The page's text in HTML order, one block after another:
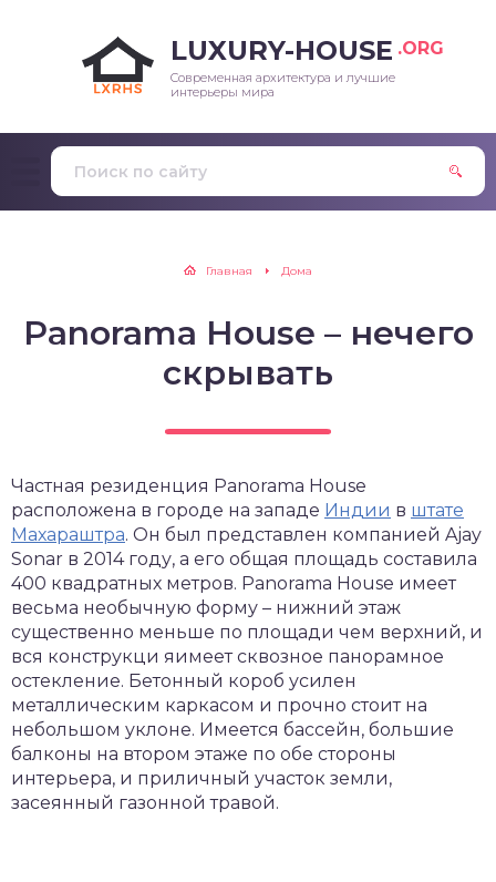
LUXURY-HOUSE .ORG
Современная архитектура и лучшие
интерьеры мира
Главная Дома
Panorama House – нечего
скрывать
Частная резиденция Panorama House
расположена в городе на западе Индии в штате
Махараштра. Он был представлен компанией Ajay
Sonar в 2014 году, а его общая площадь составила
400 квадратных метров. Panorama House имеет
весьма необычную форму – нижний этаж
существенно меньше по площади чем верхний, и
вся конструкци яимеет сквозное панорамное
остекление. Бетонный короб усилен
металлическим каркасом и прочно стоит на
небольшом уклоне. Имеется бассейн, большие
балконы на втором этаже по обе стороны
интерьера, и приличный участок земли,
засеянный газонной травой.